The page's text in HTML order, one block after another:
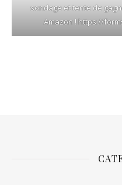
sondage et tente de
Amazon !https://